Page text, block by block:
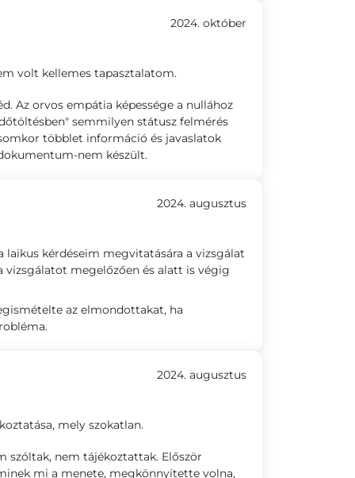
2024. október
volt kellemes tapasztalatom.
Az orvos empátia képessége a nullához
semmilyen státusz felmérés
többlet információ és javaslatok
nem készült.
2024. augusztus
laikus kérdéseim megvitatására a vizsgálat
vizsgálatot megelőzően és alatt is végig
az elmondottakat, ha
2024. augusztus
mely szokatlan.
szóltak, nem tájékoztattak. Először
mi a menete, megkönnyítette volna,